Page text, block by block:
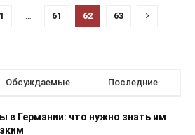
1 61 62 63
Обсуждаемые Последние
в Германии: что нужно знать им